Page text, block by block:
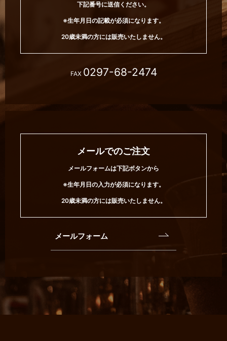
下記番号に送信ください。
※生年月日の記載が必須になります。
20歳未満の方には販売いたしません。
FAX 0297-68-2474
メールでのご注文
メールフォームは下記ボタンから
※生年月日の入力が必須になります。
20歳未満の方には販売いたしません。
メールフォーム